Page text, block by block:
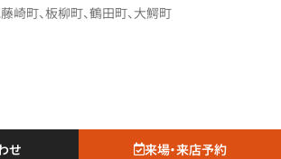
崎町、板柳町、鶴田町、大鰐町
せ 来場・来店予約